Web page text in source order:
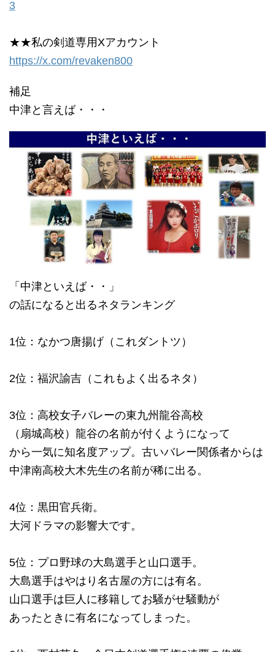
3
★★私の剣道専用Xアカウント
https://x.com/revaken800
補足
中津と言えば・・・
「中津といえば・・」
の話になると出るネタランキング
1位：なかつ唐揚げ（これダントツ）
2位：福沢諭吉（これもよく出るネタ）
3位：高校女子バレーの東九州龍谷高校
（扇城高校）龍谷の名前が付くようになって
から一気に知名度アップ。古いバレー関係者からは
中津南高校大木先生の名前が稀に出る。
4位：黒田官兵衛。
大河ドラマの影響大です。
5位：プロ野球の大島選手と山口選手。
大島選手はやはり名古屋の方には有名。
山口選手は巨人に移籍してお騒がせ騒動が
あったときに有名になってしまった。